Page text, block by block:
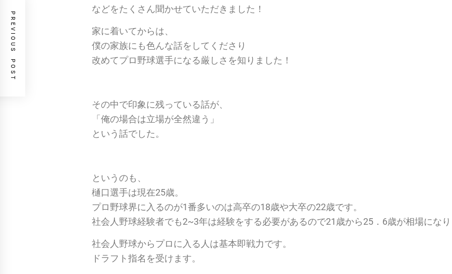
などをたくさん聞かせていただきました！
家に着いてからは、
僕の家族にも色んな話をしてくださり
改めてプロ野球選手になる厳しさを知りました！
その中で印象に残っている話が、
「俺の場合は立場が全然違う」
という話でした。
というのも、
樋口選手は現在25歳。
プロ野球界に入るのが1番多いのは高卒の18歳や大卒の22歳です。
社会人野球経験者でも2~3年は経験をする必要があるので21歳から25．6歳が相場にな
社会人野球からプロに入る人は基本即戦力です。
ドラフト指名を受けます。
PREVIOUS POST